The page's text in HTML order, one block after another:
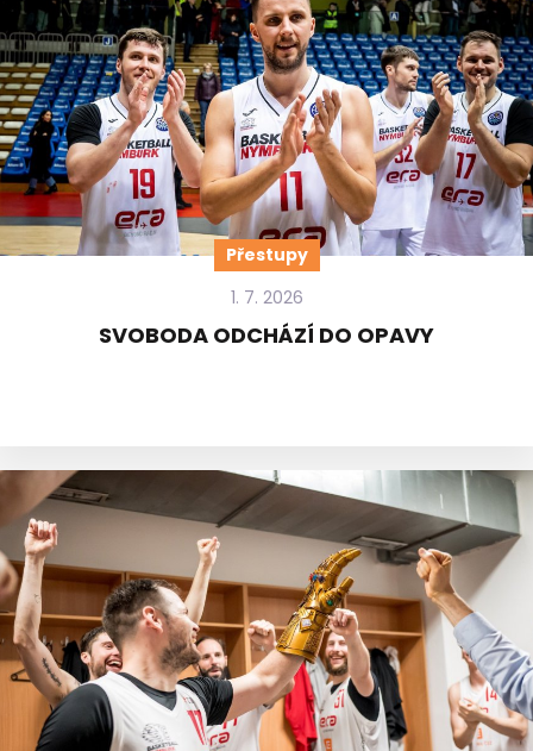
Přestupy
1. 7. 2026
SVOBODA ODCHÁZÍ DO OPAVY